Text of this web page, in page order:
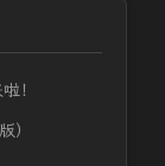
！
）